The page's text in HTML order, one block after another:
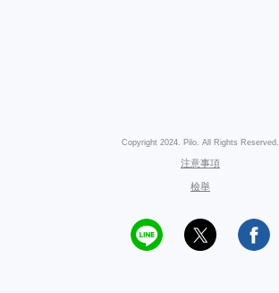
Copyright 2024. Pilo. All Rights Reserved.
注意事項
檢舉